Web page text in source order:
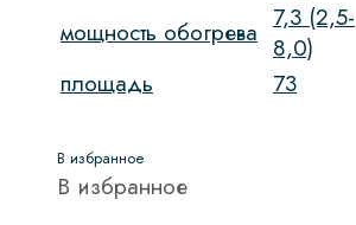
мощность обогрева 7,3 (2,5-
8,0)
площадь
73
В избранное
В избранное